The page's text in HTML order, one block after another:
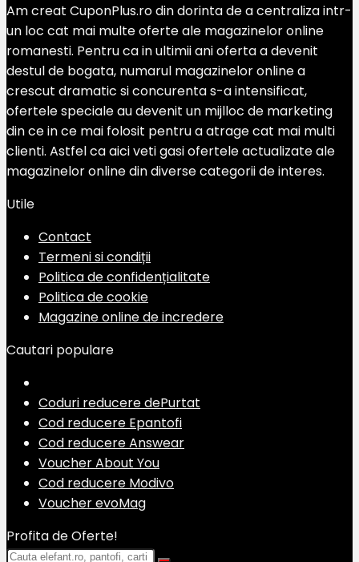
Am creat CuponPlus.ro din dorinta de a centraliza intr-
un loc cat mai multe oferte ale magazinelor online
romanesti. Pentru ca in ultimii ani oferta a devenit
destul de bogata, numarul magazinelor online a
crescut dramatic si concurenta s-a intensificat,
ofertele speciale au devenit un mijlloc de marketing
din ce in ce mai folosit pentru a atrage cat mai multi
clienti. Astfel ca aici veti gasi ofertele actualizate ale
magazinelor online din diverse categorii de interes.
Utile
Contact
Termeni si condiții
Politica de confidențialitate
Politica de cookie
Magazine online de incredere
Cautari populare
Coduri reducere dePurtat
Cod reducere Epantofi
Cod reducere Answear
Voucher About You
Cod reducere Modivo
Voucher evoMag
Profita de Oferte!